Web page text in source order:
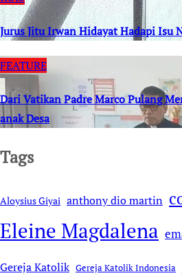
Jurus Jitu Irwan Hidayat Hadapi Isu
FEATURE
Dari Vatikan Padre Marco Pulang
anak Desa
Tags
Aloysius Giyai anthony dio martin
Eleine Magdalena
Gereja Katolik Gereja Katolik Indonesia